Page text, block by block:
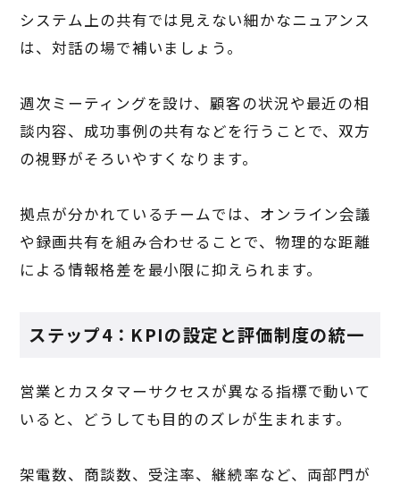
システム上の共有では見えない細かなニュアンス
は、対話の場で補いましょう。
週次ミーティングを設け、顧客の状況や最近の相
談内容、成功事例の共有などを行うことで、双方
の視野がそろいやすくなります。
拠点が分かれているチームでは、オンライン会議
や録画共有を組み合わせることで、物理的な距離
による情報格差を最小限に抑えられます。
ステップ4：KPIの設定と評価制度の統一
営業とカスタマーサクセスが異なる指標で動いて
いると、どうしても目的のズレが生まれます。
架電数、商談数、受注率、継続率など、両部門が